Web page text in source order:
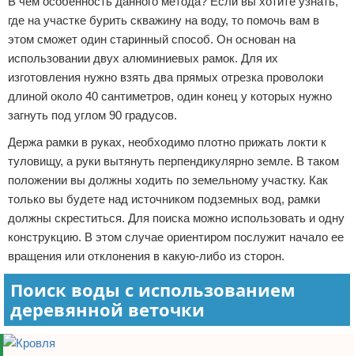
где на участке бурить скважину на воду, то помочь вам в
этом сможет один старинный способ. Он основан на
использовании двух алюминиевых рамок. Для их
изготовления нужно взять два прямых отрезка проволоки
длиной около 40 сантиметров, один конец у которых нужно
загнуть под углом 90 градусов.
Держа рамки в руках, необходимо плотно прижать локти к
туловищу, а руки вытянуть перпендикулярно земле. В таком
положении вы должны ходить по земельному участку. Как
только вы будете над источником подземных вод, рамки
должны скреститься. Для поиска можно использовать и одну
конструкцию. В этом случае ориентиром послужит начало ее
вращения или отклонения в какую-либо из сторон.
Поиск воды с использованием
деревянной веточки